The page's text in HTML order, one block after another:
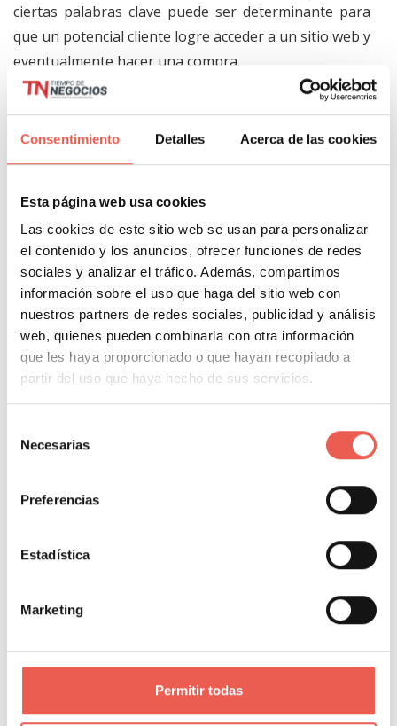
Consentimiento Detalles Acerca de las cookies
Esta página web usa cookies
Las cookies de este sitio web se usan para personalizar
el contenido y los anuncios, ofrecer funciones de redes
sociales y analizar el tráfico. Además, compartimos
información sobre el uso que haga del sitio web con
nuestros partners de redes sociales, publicidad y análisis
web, quienes pueden combinarla con otra información
que les haya proporcionado o que hayan recopilado a
partir del uso que haya hecho de sus servicios.
Necesarias
Preferencias
Estadística
Marketing
Permitir todas
ciertas palabras clave puede ser determinante para
que un potencial cliente logre acceder a un sitio web y
eventualmente hacer una compra.
La cantidad de menciones, veces que se comparta su
contenido y enlaces que lleven a páginas dentro del
sitio de una organización, están entre los factores
búsqueda para posicionar una página como parte de
ciertos resultados.
No obstante, no sólo basta con que se comente
sobre la organización, sino que estoscomentarios
sean positivos. Más allá de hacer clic sobre el link de
una página, los consumidores cada vez más buscan
opiniones, noticias y evaluaciones en la web antes de
organización cuenta con una gran cantidad de
noticias y comentarios negativos, así como
valoraciones pobres (empezando inclusive por las
que pueden hacerse directamente en Google), lo más
probable es que no pueda alcanzar cerrar una venta,
inclusive si paga por aparecer entre los primeros
de búsqueda.
Por otro lado, elposicionamiento que una
tenga en las redes sociales es cada vez
más relevante.Las redes sociales cobran un papel